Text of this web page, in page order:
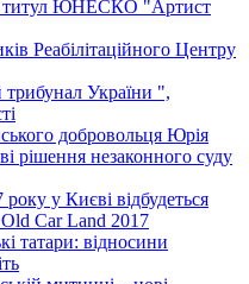
титул ЮНЕСКО "Артист
Реабілітаційного Центру
України ",
добровольця Юрія
рішення незаконного суду
у Києві відбудеться
Old Car Land 2017
татари: відносини